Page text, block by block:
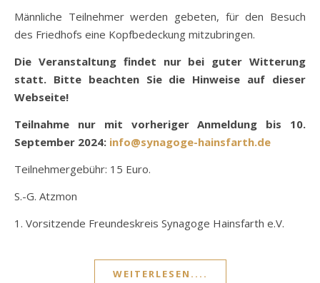
Männliche Teilnehmer werden gebeten, für den Besuch
des Friedhofs eine Kopfbedeckung mitzubringen.
Die Veranstaltung findet nur bei guter Witterung
statt. Bitte beachten Sie die Hinweise auf dieser
Webseite!
Teilnahme nur mit vorheriger Anmeldung bis 10.
September 2024: info@synagoge-hainsfarth.de
Teilnehmergebühr: 15 Euro.
S.-G. Atzmon
1. Vorsitzende Freundeskreis Synagoge Hainsfarth e.V.
WEITERLESEN....